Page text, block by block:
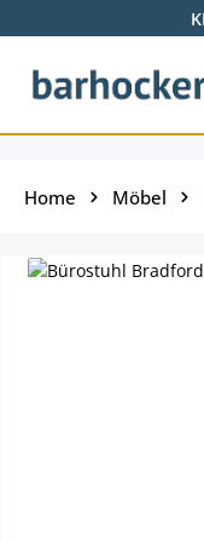
Zum Hauptinhalt
Home Möbel